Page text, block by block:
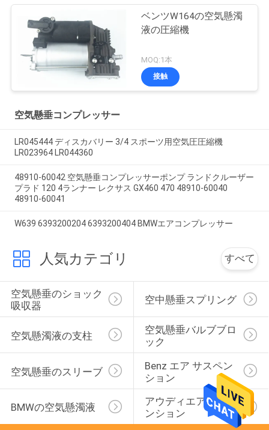
ベンツW164の空気懸濁
液の圧縮機
MOQ:1本
接触
空気懸垂コンプレッサー
LR045444 ディスカバリー 3/4 スポーツ用空気圧圧縮機
LR023964 LR044360
48910-60042 空気懸垂コンプレッサーポンプ ランドクルーザー
プラド 120 4ランナー レクサス GX460 470 48910-60040
48910-60041
W639 6393200204 6393200404 BMWエアコンプレッサー
人気カテゴリ すべて
空気懸垂のショック
吸収器
空中懸垂スプリング
空気懸濁液の支柱
空気懸垂バルブブロ
ック
空気懸垂のスリーブ
Benz エア サスペン
ション
BMWの空気懸濁液
アウディエアサスペ
ンション